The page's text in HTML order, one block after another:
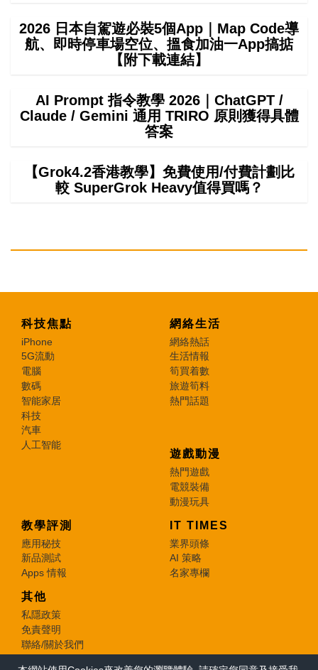
2026 日本自駕遊必裝5個App｜Map Code導
航、即時停車場空位、搵食加油一App搞掂
【附下載連結】
AI Prompt 指令教學 2026｜ChatGPT /
Claude / Gemini 通用 TRIRO 原則獲得具體
答案
【Grok4.2香港教學】免費使用/付費計劃比
較 SuperGrok Heavy值得買嗎？
科技焦點
iPhone
5G流動
電腦
數碼
智能家居
科技
汽車
人工智能
網絡生活
網絡熱話
生活情報
筍買着數
旅遊筍料
熱門話題
遊戲動漫
熱門遊戲
電競裝備
動漫玩具
教學評測
應用秘技
新品測試
Apps 情報
IT TIMES
業界頭條
AI 策略
名家專欄
其他
私隱政策
免責聲明
聯絡/關於我們